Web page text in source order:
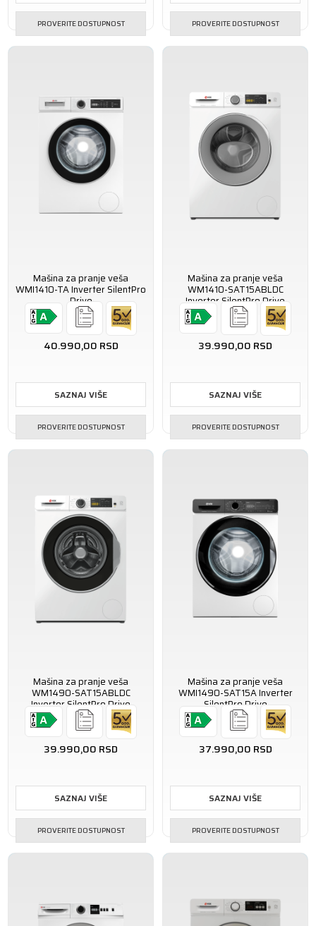
PROVERITE DOSTUPNOST PROVERITE DOSTUPNOST
Mašina za pranje veša
WMI1410-TA Inverter SilentPro
Drive
40.990,00 RSD
SAZNAJ VIŠE
PROVERITE DOSTUPNOST
Mašina za pranje veša
WM1410-SAT15ABLDC
Inverter SilentPro Drive
39.990,00 RSD
SAZNAJ VIŠE
PROVERITE DOSTUPNOST
Mašina za pranje veša
WM1490-SAT15ABLDC
Inverter SilentPro Drive
39.990,00 RSD
SAZNAJ VIŠE
PROVERITE DOSTUPNOST
Mašina za pranje veša
WMI1490-SAT15A Inverter
SilentPro Drive
37.990,00 RSD
SAZNAJ VIŠE
PROVERITE DOSTUPNOST